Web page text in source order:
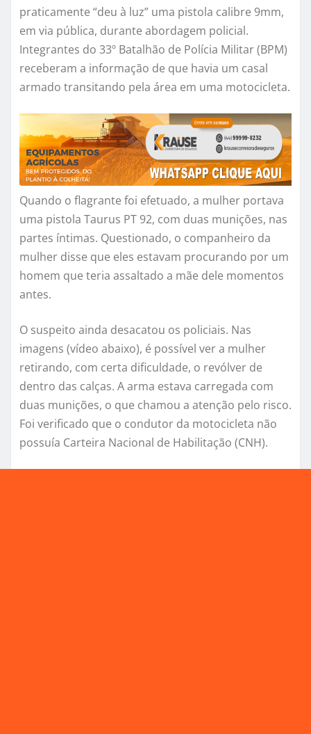
praticamente “deu à luz” uma pistola calibre 9mm,
em via pública, durante abordagem policial.
Integrantes do 33º Batalhão de Polícia Militar (BPM)
receberam a informação de que havia um casal
armado transitando pela área em uma motocicleta.
Quando o flagrante foi efetuado, a mulher portava
uma pistola Taurus PT 92, com duas munições, nas
partes íntimas. Questionado, o companheiro da
mulher disse que eles estavam procurando por um
homem que teria assaltado a mãe dele momentos
antes.
O suspeito ainda desacatou os policiais. Nas
imagens (vídeo abaixo), é possível ver a mulher
retirando, com certa dificuldade, o revólver de
dentro das calças. A arma estava carregada com
duas munições, o que chamou a atenção pelo risco.
Foi verificado que o condutor da motocicleta não
possuía Carteira Nacional de Habilitação (CNH).